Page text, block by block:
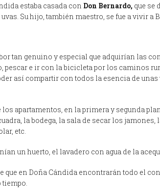
estaba casada con Don Bernardo, que se
Su hijo, también maestro, se fue a vivir a
tan genuino y especial que adquirían las
pescar e ir con la bicicleta por los caminos
así compartir con todos la esencia de
los apartamentos, en la primera y segunda
la bodega, la sala de secar los
etc.
un huerto, el lavadero con agua de la
que en Doña Cándida encontrarán todo el
tiempo.